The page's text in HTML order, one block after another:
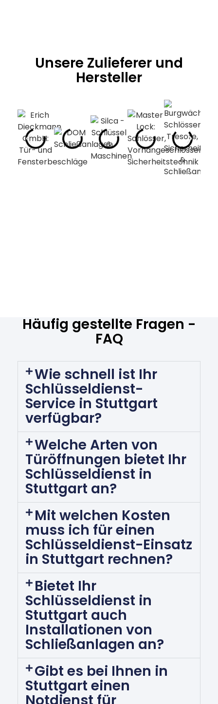
Unsere Zulieferer und
Hersteller
Häufig gestellte Fragen -
FAQ
Wie schnell ist Ihr
Schlüsseldienst-
Service in Stuttgart
verfügbar?
Welche Arten von
Türöffnungen bietet Ihr
Schlüsseldienst in
Stuttgart an?
Mit welchen Kosten
muss ich für einen
Schlüsseldienst-Einsatz
in Stuttgart rechnen?
Bietet Ihr
Schlüsseldienst in
Stuttgart auch
Installationen von
Schließanlagen an?
Gibt es bei Ihnen in
Stuttgart einen